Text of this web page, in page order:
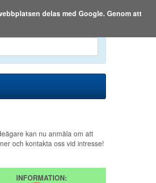
Den 6 augusti 2026
kan nu anmäla om att
och kontakta oss vid intresse!
INFORMATION:
delas med Google. Genom att